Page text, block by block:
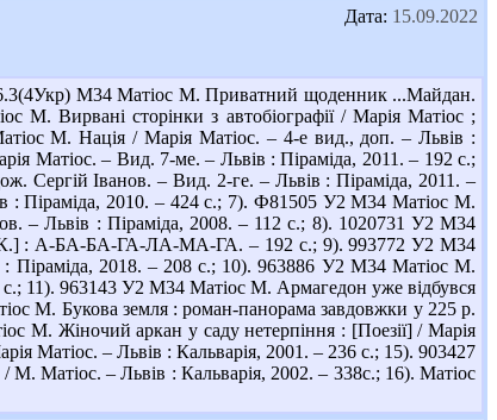
Дата: 15.09.2022
М34 Матіос М. Приватний щоденник ...Майдан.
Вирвані сторінки з автобіографії / Марія Матіос ;
М. Нація / Марія Матіос. – 4-е вид., доп. – Львів :
Матіос. – Вид. 7-ме. – Львів : Піраміда, 2011. – 192 с.;
Сергій Іванов. – Вид. 2-ге. – Львів : Піраміда, 2011. –
: Піраміда, 2010. – 424 с.; 7). Ф81505 У2 М34 Матіос М.
– Львів : Піраміда, 2008. – 112 с.; 8). 1020731 У2 М34
[К.] : А-БА-БА-ГА-ЛА-МА-ГА. – 192 с.; 9). 993772 У2 М34
: Піраміда, 2018. – 208 с.; 10). 963886 У2 М34 Матіос М.
с.; 11). 963143 У2 М34 Матіос М. Армагедон уже відбувся
М. Букова земля : роман-панорама завдовжки у 225 р.
Жіночий аркан у саду нетерпіння : [Поезії] / Марія
Матіос. – Львів : Кальварія, 2001. – 236 с.; 15). 903427
Матіос. – Львів : Кальварія, 2002. – 338с.; 16). Матіос